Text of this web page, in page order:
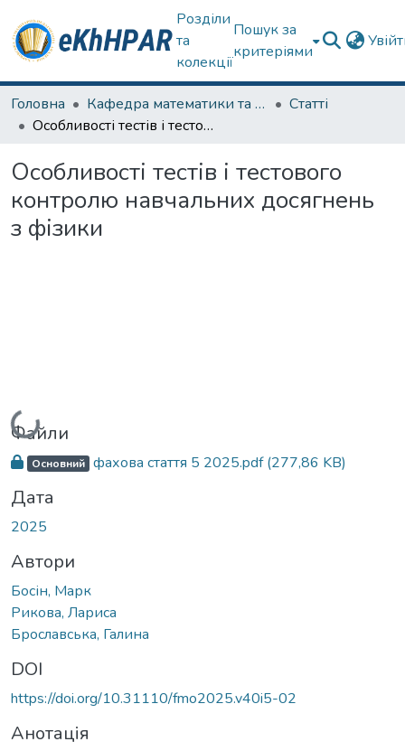
Розділи
та
колекції
Пошук за
критеріями
Головна Кафедра математики та фізики
Статті
Особливості тестів і тестового контролю навчальних досягнень з фізики
Особливості тестів і тестового
контролю навчальних досягнень
з фізики
Вантажиться...
Файли
Основний фахова стаття 5 2025.pdf(277,86 KB)
Дата
2025
Автори
Босін, Марк
Рикова, Лариса
Брославська, Галина
DOI
https://doi.org/10.31110/fmo2025.v40i5-02
Анотація